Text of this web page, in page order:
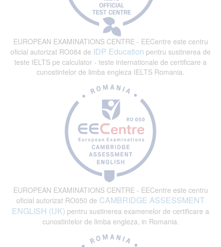
EUROPEAN EXAMINATIONS CENTRE - EECentre este centru
oficial autorizat RO084 de IDP Education pentru sustinerea de
teste IELTS pe calculator - teste internationale de certificare a
cunostintelor de limba engleza IELTS Romania.
EUROPEAN EXAMINATIONS CENTRE - EECentre este centru
oficial autorizat RO050 de CAMBRIDGE ASSESSMENT
ENGLISH (UK) pentru sustinerea examenelor de certificare a
cunostintelor de limba engleza, in Romania.